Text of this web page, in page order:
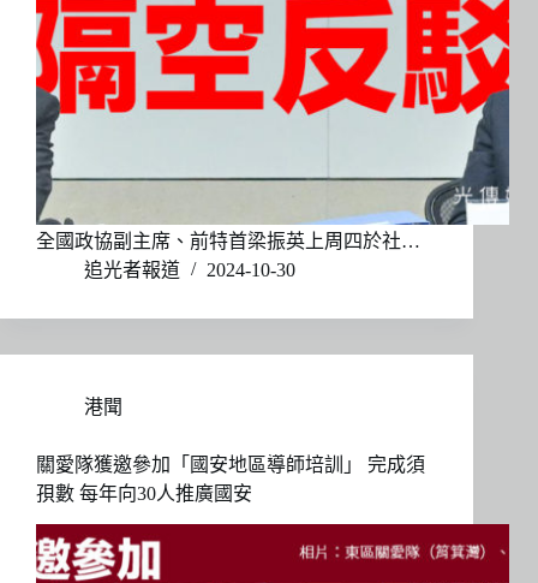
全國政協副主席、前特首梁振英上周四於社…
追光者報道
2024-10-30
港聞
關愛隊獲邀參加「國安地區導師培訓」 完成須
孭數 每年向30人推廣國安